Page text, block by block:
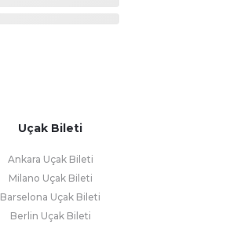
Uçak Bileti
Ankara Uçak Bileti
Milano Uçak Bileti
Barselona Uçak Bileti
Berlin Uçak Bileti